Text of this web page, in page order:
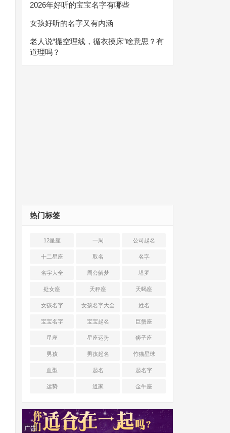
2026年好听的宝宝名字有哪些
女孩好听的名字又有内涵
老人说“撮空理线，循衣摸床”啥意思？有
道理吗？
热门标签
12星座 一周 公司起名
十二星座 取名 名字
名字大全 周公解梦 塔罗
处女座 天秤座 天蝎座
女孩名字 女孩名字大全 姓名
宝宝名字 宝宝起名 巨蟹座
星座 星座运势 狮子座
男孩 男孩起名 竹猫星球
血型 起名 起名字
运势 道家 金牛座
广告